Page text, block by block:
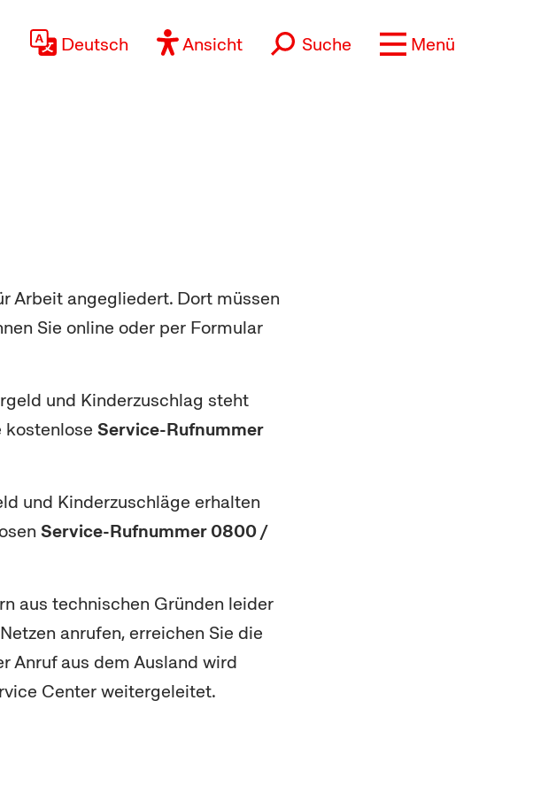
Deutsch
Ansicht Suche Menü
Arbeit angegliedert. Dort müssen
Sie online oder per Formular
und Kinderzuschlag steht
kostenlose Service-Rufnummer
und Kinderzuschläge erhalten
Service-Rufnummer 0800 /
aus technischen Gründen leider
anrufen, erreichen Sie die
Anruf aus dem Ausland wird
Center weitergeleitet.